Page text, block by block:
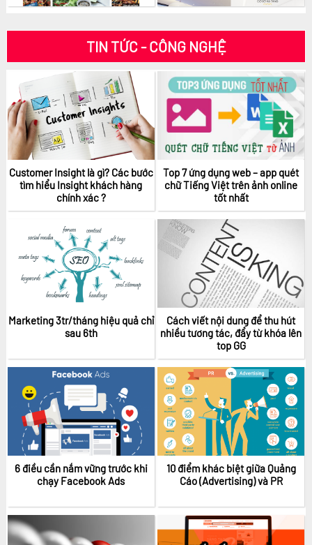
Giá: Liên hệ
0906369617
Giá: 700.000 vnđ
Giá: 2.050.000 vnđ
Giá: 2.200.000 vnđ
TIN TỨC - CÔNG NGHỆ
Customer Insight là gì? Các bước
tìm hiểu Insight khách hàng
chính xác ?
Top 7 ứng dụng web – app quét
chữ Tiếng Việt trên ảnh online
tốt nhất
Marketing 3tr/tháng hiệu quả chỉ
sau 6th
Cách viết nội dung để thu hút
nhiều tương tác, đẩy từ khóa lên
top GG
6 điều cần nắm vững trước khi
chạy Facebook Ads
10 điểm khác biệt giữa Quảng
Cáo (Advertising) và PR